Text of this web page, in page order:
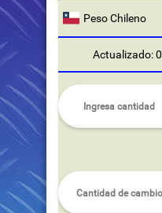
Peso Chileno
Actualizado: